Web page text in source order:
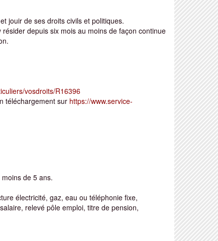
jouir de ses droits civils et politiques.
depuis six mois au moins de façon continue
vosdroits/R16396
téléchargement sur https://www.service-
de 5 ans.
électricité, gaz, eau ou téléphonie fixe,
relevé pôle emploi, titre de pension,